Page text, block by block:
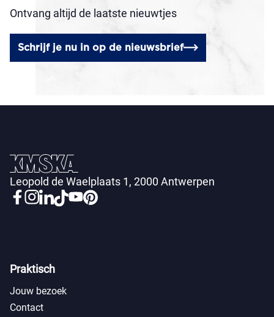
Ontvang altijd de laatste nieuwtjes
Schrijf je nu in op de nieuwsbrief
Leopold de Waelplaats 1, 2000 Antwerpen
Praktisch
Jouw bezoek
Contact